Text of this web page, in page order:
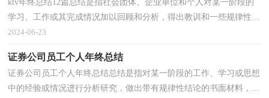
ktv年终总结12篇总结是指社会团体、企业单位和个人对某一阶段的
学习、工作或其完成情况加以回顾和分析，得出教训和一些规律性认
识的一种书面材料，它可以有效锻炼我们的语言组...
2024-06-23
证券公司员工个人年终总结
证券公司员工个人年终总结总结是指对某一阶段的工作、学习或思想
中的经验或情况进行分析研究，做出带有规律性结论的书面材料，它